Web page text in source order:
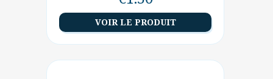
VOIR LE PRODUIT